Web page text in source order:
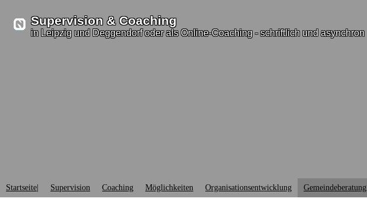
Supervision & Coaching
in Leipzig und Deggendorf oder als Online-Coaching - schriftlich und asynchron
Startseite| Supervision Coaching Möglichkeiten Organisationsentwicklung Gemeindeberatung